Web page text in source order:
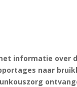
informatie over
naar